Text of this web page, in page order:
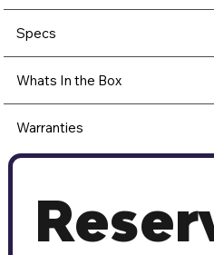
Specs
Whats In the Box
Warranties